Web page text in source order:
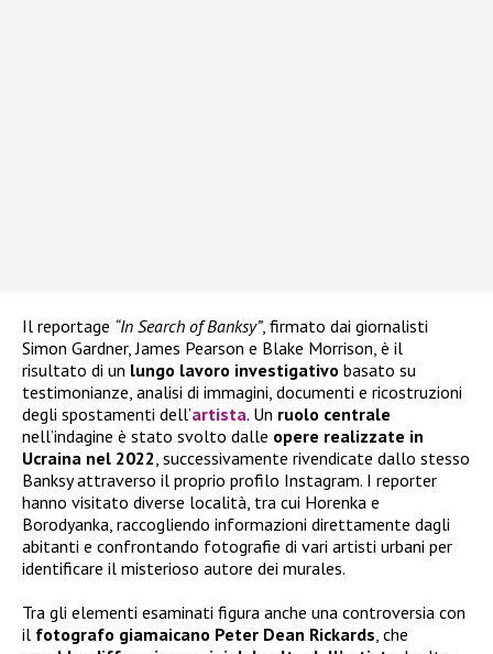
Il reportage “In Search of Banksy”, firmato dai giornalisti
Simon Gardner, James Pearson e Blake Morrison, è il
risultato di un lungo lavoro investigativo basato su
testimonianze, analisi di immagini, documenti e ricostruzioni
degli spostamenti dell’artista. Un ruolo centrale
nell’indagine è stato svolto dalle opere realizzate in
Ucraina nel 2022, successivamente rivendicate dallo stesso
Banksy attraverso il proprio profilo Instagram. I reporter
hanno visitato diverse località, tra cui Horenka e
Borodyanka, raccogliendo informazioni direttamente dagli
abitanti e confrontando fotografie di vari artisti urbani per
identificare il misterioso autore dei murales.
Tra gli elementi esaminati figura anche una controversia con
il fotografo giamaicano Peter Dean Rickards, che